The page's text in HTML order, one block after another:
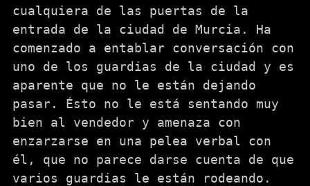
cualquiera de las puertas de la
entrada de la ciudad de Murcia. Ha
comenzado a entablar conversación con
uno de los guardias de la ciudad y es
aparente que no le están dejando
pasar. Ésto no le está sentando muy
bien al vendedor y amenaza con
enzarzarse en una pelea verbal con
él, que no parece darse cuenta de que
varios guardias le están rodeando.